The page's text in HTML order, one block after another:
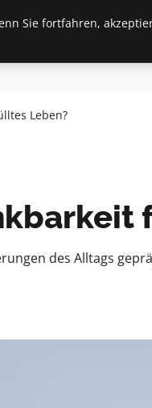
Frauen /
Leben?
des Alltags
Sie fortfahren,